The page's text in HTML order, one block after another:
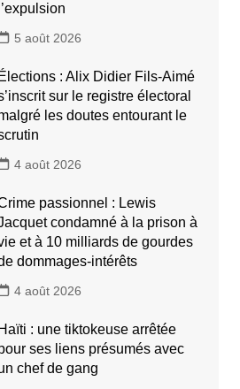
l’expulsion
5 août 2026
Élections : Alix Didier Fils-Aimé
sur le registre électoral
les doutes entourant le
4 août 2026
passionnel : Lewis
condamné à la prison à
et à 10 milliards de gourdes
dommages-intérêts
4 août 2026
Haïti : une tiktokeuse arrêtée
ses liens présumés avec
chef de gang